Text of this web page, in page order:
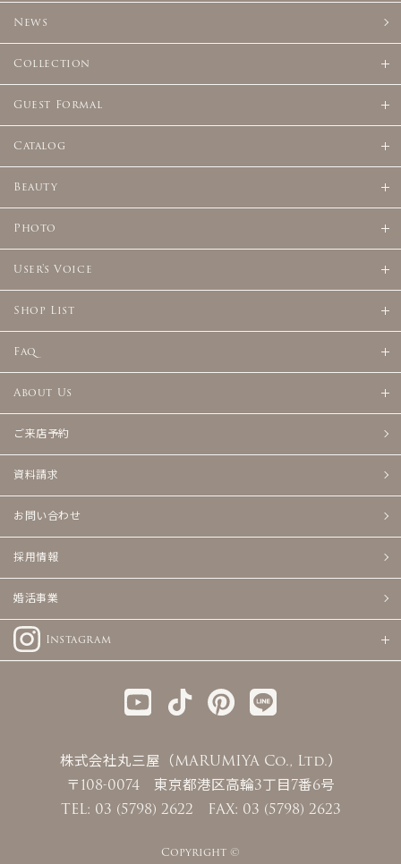
News
Collection
Guest Formal
Catalog
Beauty
Photo
User's Voice
Shop List
Faq
About Us
ご来店予約
資料請求
お問い合わせ
採用情報
婚活事業
Instagram
株式会社丸三屋（MARUMIYA Co., Ltd.）
〒108-0074 東京都港区高輪3丁目7番6号
TEL: 03 (5798) 2622 FAX: 03 (5798) 2623
Copyright ©